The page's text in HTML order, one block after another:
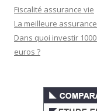
Fiscalité assurance vie
La meilleure
Dans quoi investir
euros ?